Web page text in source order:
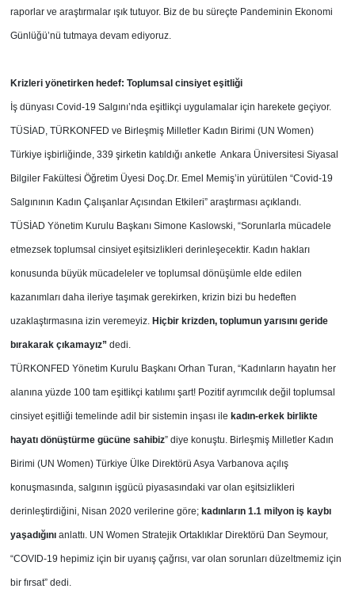
raporlar ve araştırmalar ışık tutuyor. Biz de bu süreçte Pandeminin Ekonomi
Günlüğü’nü tutmaya devam ediyoruz.
Krizleri yönetirken hedef: Toplumsal cinsiyet eşitliği
İş dünyası Covid-19 Salgını’nda eşitlikçi uygulamalar için harekete geçiyor.
TÜSİAD, TÜRKONFED ve Birleşmiş Milletler Kadın Birimi (UN Women)
Türkiye işbirliğinde, 339 şirketin katıldığı anketle Ankara Üniversitesi Siyasal
Bilgiler Fakültesi Öğretim Üyesi Doç.Dr. Emel Memiş’in yürütülen “Covid-19
Salgınının Kadın Çalışanlar Açısından Etkileri” araştırması açıklandı.
TÜSİAD Yönetim Kurulu Başkanı Simone Kaslowski, “Sorunlarla mücadele
etmezsek toplumsal cinsiyet eşitsizlikleri derinleşecektir. Kadın hakları
konusunda büyük mücadeleler ve toplumsal dönüşümle elde edilen
kazanımları daha ileriye taşımak gerekirken, krizin bizi bu hedeften
uzaklaştırmasına izin veremeyiz. Hiçbir krizden, toplumun yarısını geride
bırakarak çıkamayız”dedi.
TÜRKONFED Yönetim Kurulu Başkanı Orhan Turan, “Kadınların hayatın her
alanına yüzde 100 tam eşitlikçi katılımı şart! Pozitif ayrımcılık değil toplumsal
cinsiyet eşitliği temelinde adil bir sistemin inşası ile kadın-erkek birlikte
hayatı dönüştürme gücüne sahibiz” diye konuştu. Birleşmiş Milletler Kadın
Birimi (UN Women) Türkiye Ülke Direktörü Asya Varbanova açılış
konuşmasında, salgının işgücü piyasasındaki var olan eşitsizlikleri
derinleştirdiğini, Nisan 2020 verilerine göre; kadınların 1.1 milyon iş kaybı
yaşadığınıanlattı. UN Women Stratejik Ortaklıklar Direktörü Dan Seymour,
“COVID-19 hepimiz için bir uyanış çağrısı, var olan sorunları düzeltmemiz için
bir fırsat” dedi.